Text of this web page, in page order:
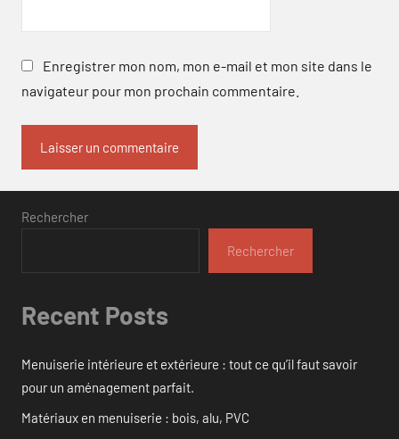
Enregistrer mon nom, mon e-mail et mon site dans le
navigateur pour mon prochain commentaire.
Rechercher
Rechercher
Recent Posts
Menuiserie intérieure et extérieure : tout ce qu’il faut savoir
pour un aménagement parfait.
Matériaux en menuiserie : bois, alu, PVC